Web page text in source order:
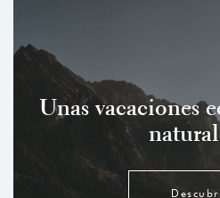
Unas vacaciones